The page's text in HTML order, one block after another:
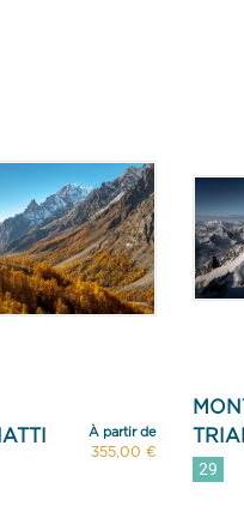
À partir de
355,00 €
29